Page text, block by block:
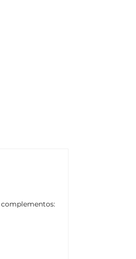
complementos: